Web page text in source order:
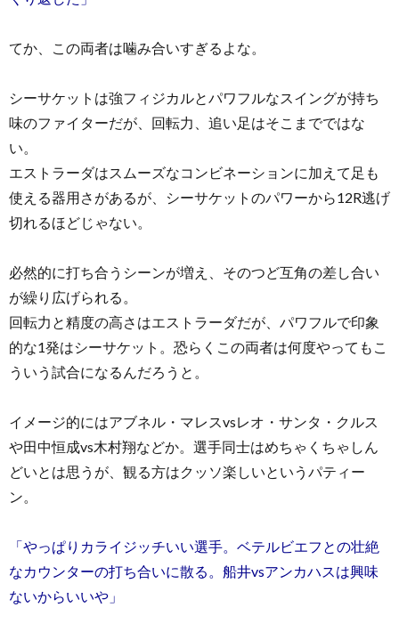
てか、この両者は噛み合いすぎるよな。
シーサケットは強フィジカルとパワフルなスイングが持ち
味のファイターだが、回転力、追い足はそこまでではな
い。
エストラーダはスムーズなコンビネーションに加えて足も
使える器用さがあるが、シーサケットのパワーから12R逃げ
切れるほどじゃない。
必然的に打ち合うシーンが増え、そのつど互角の差し合い
が繰り広げられる。
回転力と精度の高さはエストラーダだが、パワフルで印象
的な1発はシーサケット。恐らくこの両者は何度やってもこ
ういう試合になるんだろうと。
イメージ的にはアブネル・マレスvsレオ・サンタ・クルス
や田中恒成vs木村翔などか。選手同士はめちゃくちゃしん
どいとは思うが、観る方はクッソ楽しいというパティー
ン。
「やっぱりカライジッチいい選手。ベテルビエフとの壮絶
なカウンターの打ち合いに散る。船井vsアンカハスは興味
ないからいいや」